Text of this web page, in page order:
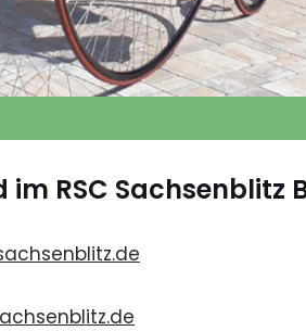
im RSC Sachsenblitz